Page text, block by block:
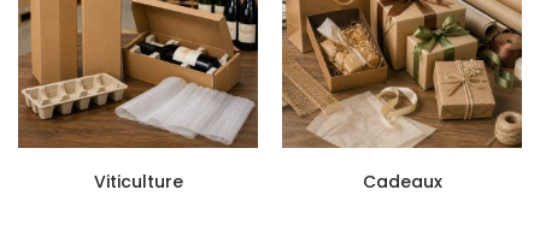
Viticulture Cadeaux